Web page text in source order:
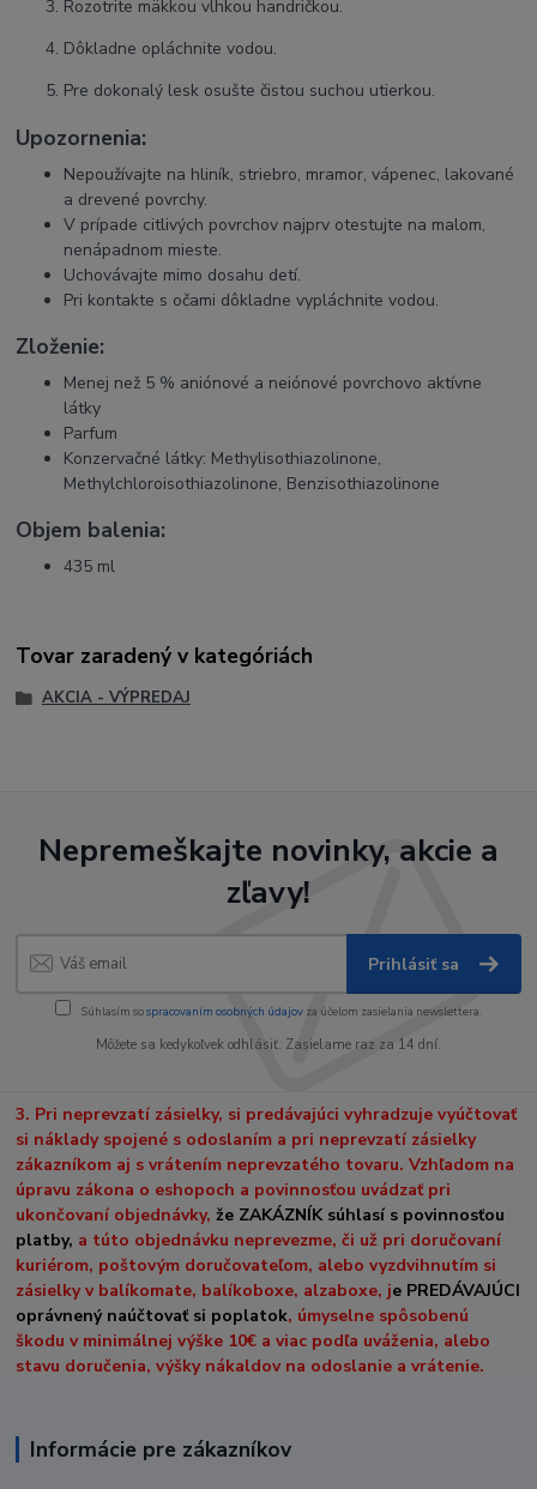
Rozotrite mäkkou vlhkou handričkou.
Dôkladne opláchnite vodou.
Pre dokonalý lesk osušte čistou suchou utierkou.
Upozornenia:
Nepoužívajte na hliník, striebro, mramor, vápenec, lakované
a drevené povrchy.
V prípade citlivých povrchov najprv otestujte na malom,
nenápadnom mieste.
Uchovávajte mimo dosahu detí.
Pri kontakte s očami dôkladne vypláchnite vodou.
Zloženie:
Menej než 5 % aniónové a neiónové povrchovo aktívne
látky
Parfum
Konzervačné látky: Methylisothiazolinone,
Methylchloroisothiazolinone, Benzisothiazolinone
Objem balenia:
435 ml
Tovar zaradený v kategóriách
AKCIA - VÝPREDAJ
Nepremeškajte novinky, akcie a
zľavy!
Prihlásiť sa
Súhlasím sospracovaním osobných údajov za účelom zasielania newslettera.
Môžete sa kedykoľvek odhlásiť. Zasielame raz za 14 dní.
3. Pri neprevzatí zásielky, si predávajúci vyhradzuje vyúčtovať
si náklady spojené s odoslaním a pri neprevzatí zásielky
zákazníkom aj s vrátením neprevzatého tovaru. Vzhľadom na
úpravu zákona o eshopoch a povinnosťou uvádzať pri
ukončovaní objednávky,že ZAKÁZNÍK súhlasí s povinnosťou
platby, a túto objednávku neprevezme, či už pri doručovaní
kuriérom, poštovým doručovateľom, alebo vyzdvihnutím si
zásielky v balíkomate, balíkoboxe, alzaboxe, je PREDÁVAJÚCI
oprávnený naúčtovať si poplatok, úmyselne spôsobenú
škodu v minimálnej výške 10€ a viac podľa uváženia, alebo
stavu doručenia, výšky nákaldov na odoslanie a vrátenie.
Informácie pre zákazníkov